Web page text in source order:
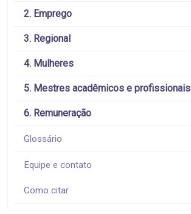
2. Emprego
3. Regional
4. Mulheres
5. Mestres acadêmicos e profissionais
6. Remuneração
Glossário
Equipe e contato
Como citar